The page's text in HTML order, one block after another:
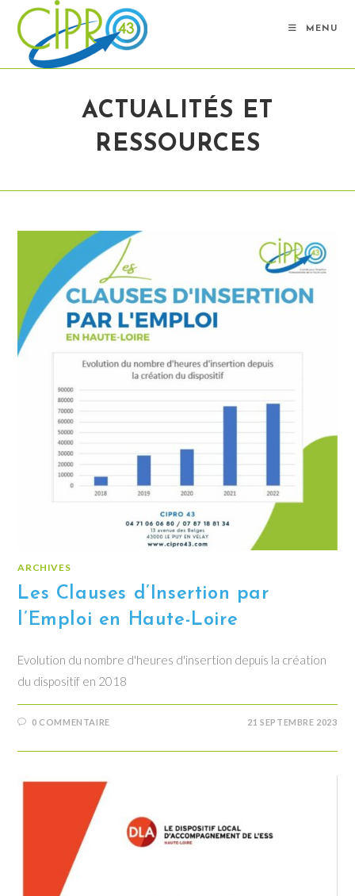
content
MENU
ACTUALITÉS ET
RESSOURCES
ARCHIVES
Les Clauses d’Insertion par
l’Emploi en Haute-Loire
Evolution du nombre d'heures d'insertion depuis la création
du dispositif en 2018
0 COMMENTAIRE 21 SEPTEMBRE 2023